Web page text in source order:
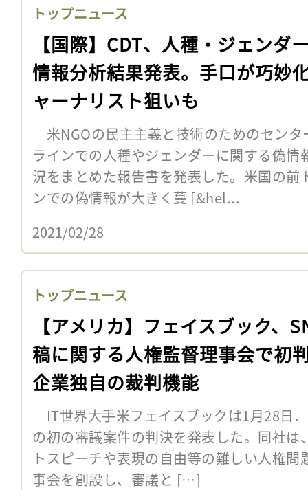
トップニュース
【国際】CDT、人種・ジェンダ
情報分析結果発表。手口が巧妙
ャーナリスト狙いも
米NGOの民主主義と技術のためのセン
ラインでの人種やジェンダーに関する偽
況をまとめた報告書を発表した。米国の前
ンでの偽情報が大きく蔓 [&hel...
2021/02/28
トップニュース
【アメリカ】フェイスブック、
稿に関する人権監督理事会で初
企業独自の裁判機能
IT世界大手米フェイスブックは1月28日
の初の審議案件の判決を発表した。同社は
トスピーチや表現の自由等の難しい人権
事会を創設し、審議と […]